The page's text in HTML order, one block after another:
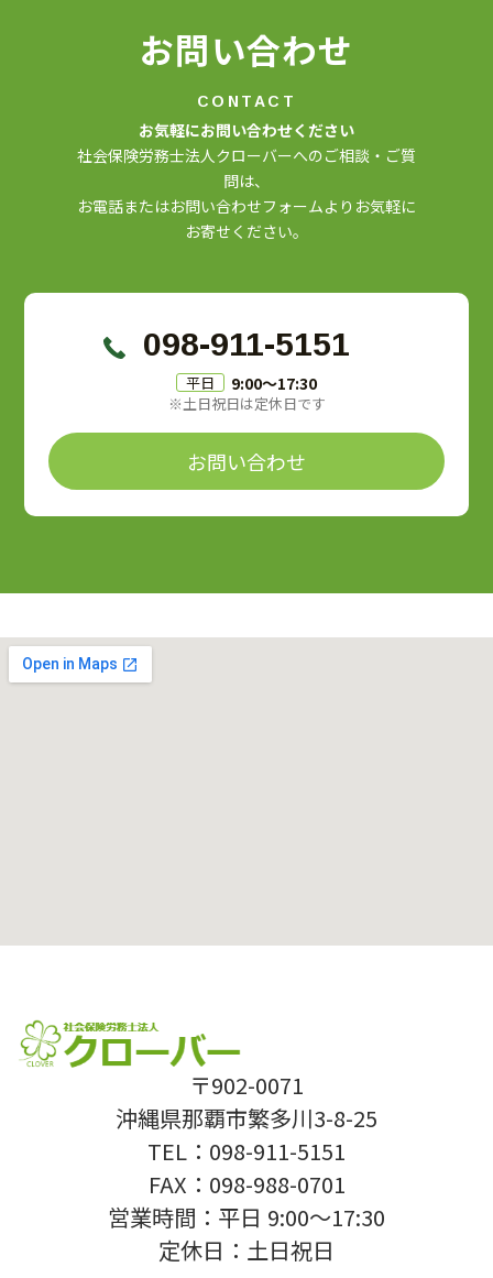
お問い合わせ
CONTACT
お気軽にお問い合わせください
社会保険労務士法人クローバーへのご相談・ご質
問は、
お電話またはお問い合わせフォームよりお気軽に
お寄せください。
098-911-5151
平日 9:00〜17:30
※土日祝日は定休日です
お問い合わせ
〒902-0071
沖縄県那覇市繁多川3-8-25
TEL：098-911-5151
FAX：098-988-0701
営業時間：平日 9:00〜17:30
定休日：土日祝日